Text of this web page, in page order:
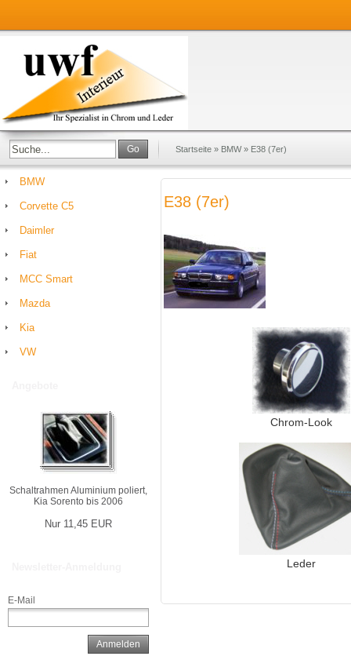
Go Startseite » BMW» E38 (7er)
BMW
Corvette C5
Daimler
Fiat
MCC Smart
Mazda
Kia
VW
Schaltrahmen Aluminium poliert,
Kia Sorento bis 2006
Nur 11,45 EUR
E-Mail
Anmelden
E38 (7er)
Chrom-Look
Leder